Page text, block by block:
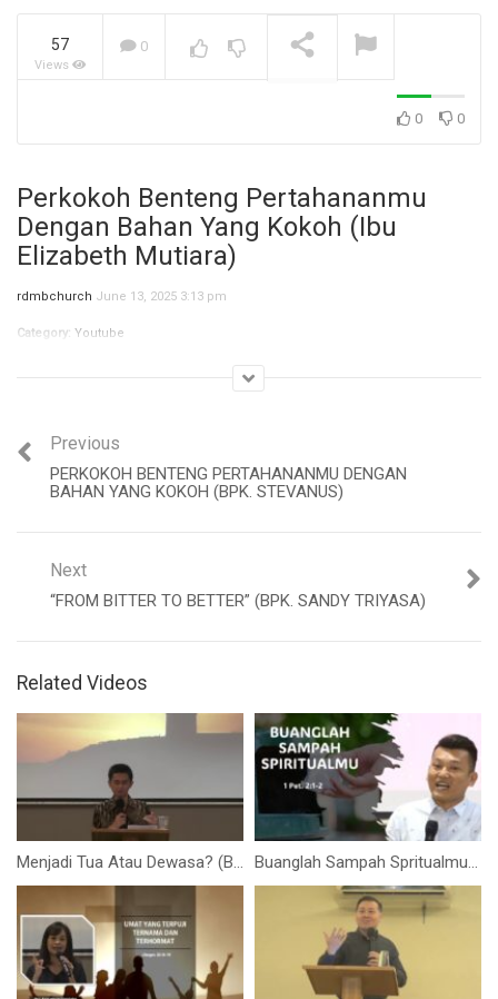
Jangan Biarkan Masa Lalu,
Depanmu! (Ibu Siane)
57
Views
0
0 0
Perkokoh Benteng Pertahananmu
Dengan Bahan Yang Kokoh (Ibu
Elizabeth Mutiara)
rdmbchurch June 13, 2025 3:13 pm
Category: Youtube
Previous
PERKOKOH BENTENG PERTAHANANMU DENGAN
BAHAN YANG KOKOH (BPK. STEVANUS)
Next
“FROM BITTER TO BETTER” (BPK. SANDY TRIYASA)
Related Videos
Menjadi Tua Atau Dewasa? (Bapak Stefanus Tedy) Buanglah Sampah Spritualmu! (Bpk. Yohanes Marbun)